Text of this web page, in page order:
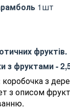
1шт
фруктів.
з фруктами -
коробочка з
з описом